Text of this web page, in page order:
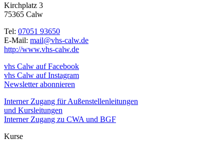
Kirchplatz 3
75365 Calw
Tel: 07051 93650
E-Mail: mail@vhs-calw.de
http://www.vhs-calw.de
vhs Calw auf Facebook
vhs Calw auf Instagram
Newsletter abonnieren
Interner Zugang für Außenstellenleitungen
und Kursleitungen
Interner Zugang zu CWA und BGF
Kurse